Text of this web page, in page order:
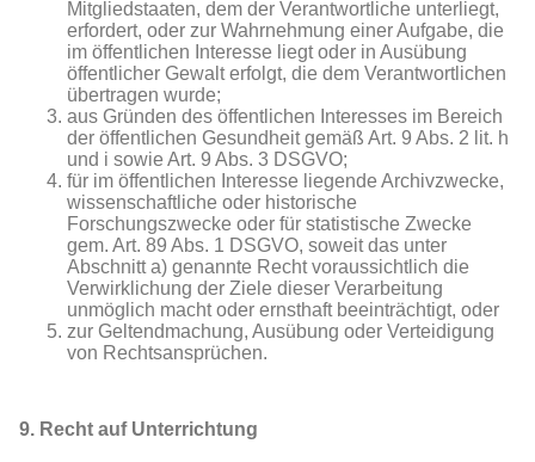
Mitgliedstaaten, dem der Verantwortliche unterliegt,
erfordert, oder zur Wahrnehmung einer Aufgabe, die
im öffentlichen Interesse liegt oder in Ausübung
öffentlicher Gewalt erfolgt, die dem Verantwortlichen
übertragen wurde;
aus Gründen des öffentlichen Interesses im Bereich
der öffentlichen Gesundheit gemäß Art. 9 Abs. 2 lit. h
und i sowie Art. 9 Abs. 3 DSGVO;
für im öffentlichen Interesse liegende Archivzwecke,
wissenschaftliche oder historische
Forschungszwecke oder für statistische Zwecke
gem. Art. 89 Abs. 1 DSGVO, soweit das unter
Abschnitt a) genannte Recht voraussichtlich die
Verwirklichung der Ziele dieser Verarbeitung
unmöglich macht oder ernsthaft beeinträchtigt, oder
zur Geltendmachung, Ausübung oder Verteidigung
von Rechtsansprüchen.
9. Recht auf Unterrichtung